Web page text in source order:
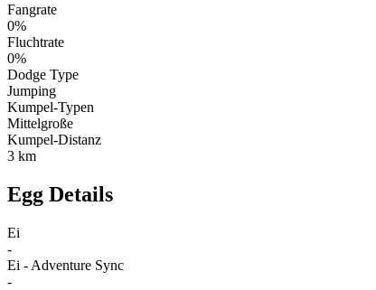
Fangrate
0%
Fluchtrate
0%
Dodge Type
Jumping
Kumpel-Typen
Mittelgroße
Kumpel-Distanz
3 km
Egg Details
Ei
-
Ei - Adventure Sync
-